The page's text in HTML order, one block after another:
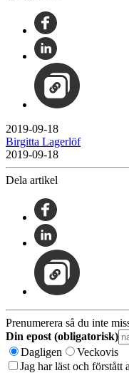
2019-09-18
Birgitta Lagerlöf
2019-09-18
Dela artikel
Prenumerera så du inte
Din epost (obligatorisk)
Dagligen
Veckovis
Jag har läst och